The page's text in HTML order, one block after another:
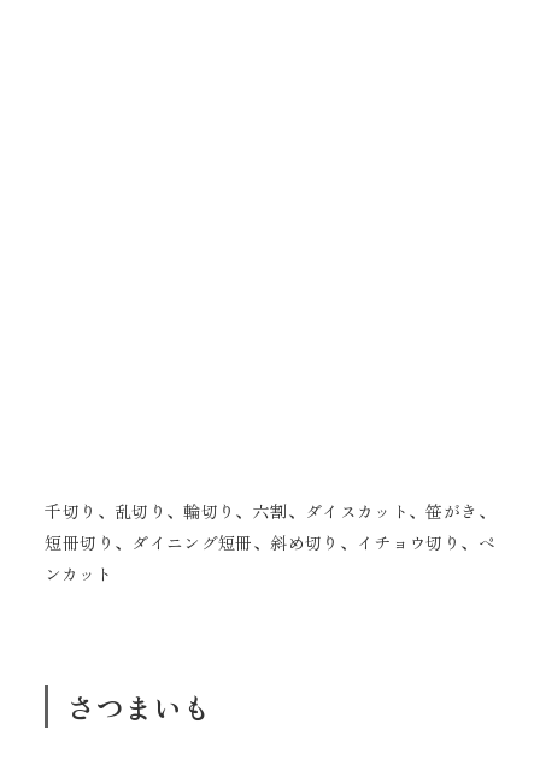
千切り、乱切り、輪切り、六割、ダイスカット、笹がき、
短冊切り、ダイニング短冊、斜め切り、イチョウ切り、ペ
ンカット
さつまいも